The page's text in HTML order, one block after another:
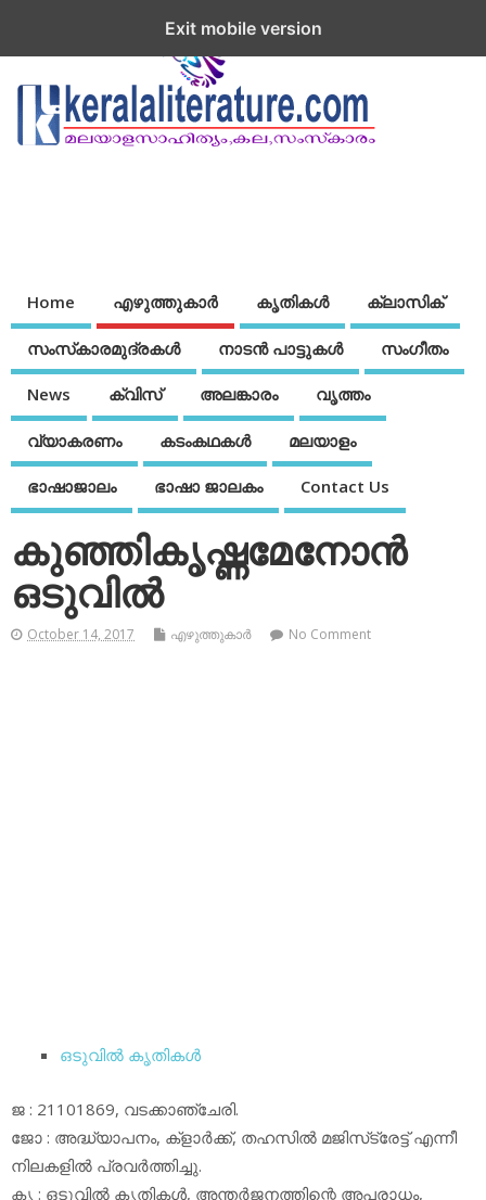
Home എഴുത്തുകാര്‍ കൃതികൾ ക്ലാസിക്
സംസ്‌കാരമുദ്രകള്‍ നാടന്‍ പാട്ടുകള്‍ സംഗീതം
News ക്വിസ് അലങ്കാരം വൃത്തം
വ്യാകരണം കടംകഥകള്‍ മലയാളം
ഭാഷാജാലം ഭാഷാ ജാലകം Contact Us
കുഞ്ഞികൃഷ്ണമേനോന്‍
ഒടുവില്‍
October 14, 2017 എഴുത്തുകാര്‍ No Comment
ഒടുവില്‍ കൃതികള്‍
ജ : 21101869, വടക്കാഞ്ചേരി.
ജോ : അദ്ധ്യാപനം, ക്‌ളാര്‍ക്ക്, തഹസില്‍ മജിസ്‌ട്രേട്ട് എന്നീ
നിലകളില്‍ പ്രവര്‍ത്തിച്ചു.
കൃ : ഒടുവില്‍ കൃതികള്‍, അന്തര്‍ജനത്തിന്റെ അപരാധം,
Exit mobile version